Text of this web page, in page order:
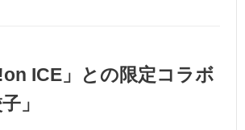
ICE」との限定コラボ
」